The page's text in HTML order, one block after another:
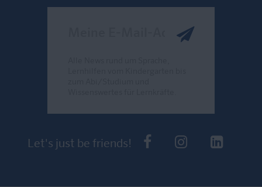
Let's just be friends! PONS beiPONS bei